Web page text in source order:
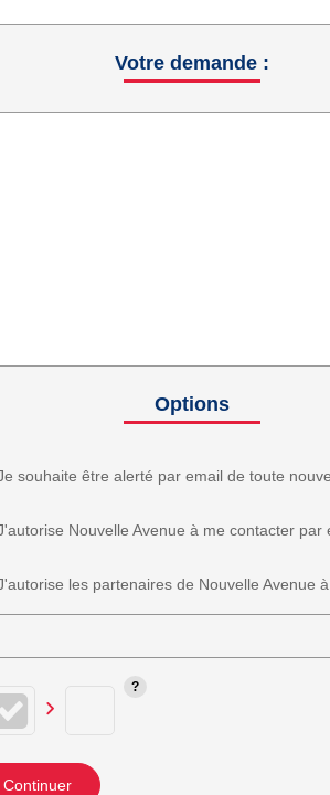
Votre demande :
Options
souhaite être alerté par email de toute
Nouvelle Avenue à me contacter
les partenaires de Nouvelle Avenue
Continuer